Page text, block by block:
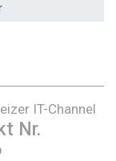
IT-Channel
Nr.